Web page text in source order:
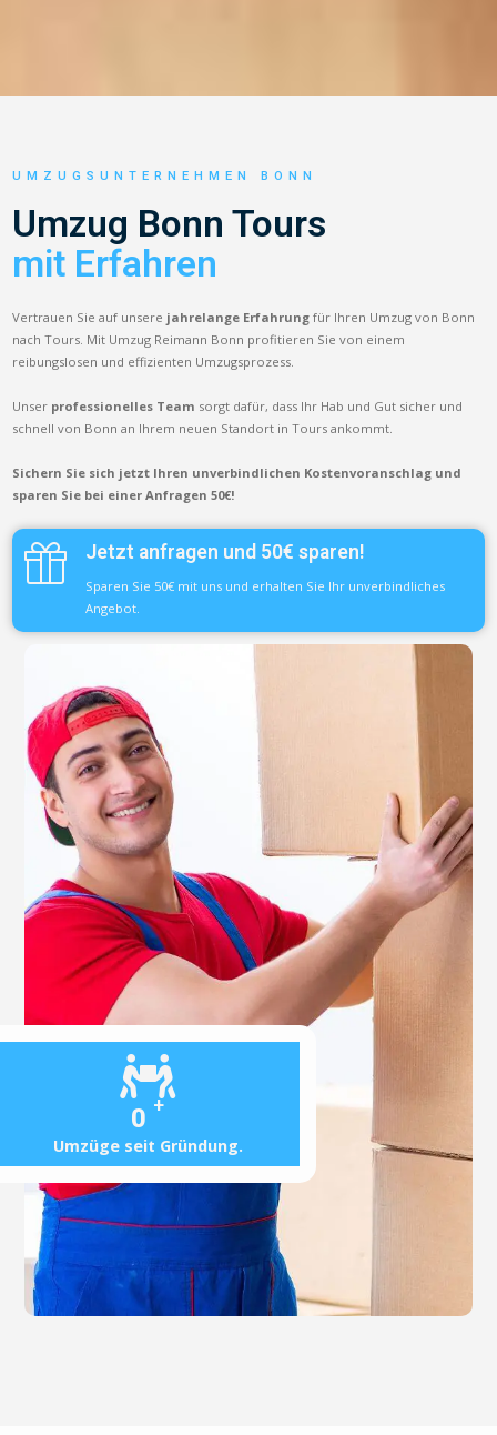
0 +
Umzüge seit Gründung.
UMZUGSUNTERNEHMEN BONN
Umzug Bonn Tours
mit Erfahren
Vertrauen Sie auf unsere jahrelange Erfahrung für Ihren Umzug von Bonn
nach Tours. Mit Umzug Reimann Bonn profitieren Sie von einem
reibungslosen und effizienten Umzugsprozess.
Unser professionelles Team sorgt dafür, dass Ihr Hab und Gut sicher und
schnell von Bonn an Ihrem neuen Standort in Tours ankommt.
Sichern Sie sich jetzt Ihren unverbindlichen Kostenvoranschlag und
sparen Sie bei einer Anfragen 50€!
Jetzt anfragen und 50€ sparen!
Sparen Sie 50€ mit uns und erhalten Sie Ihr unverbindliches
Angebot.